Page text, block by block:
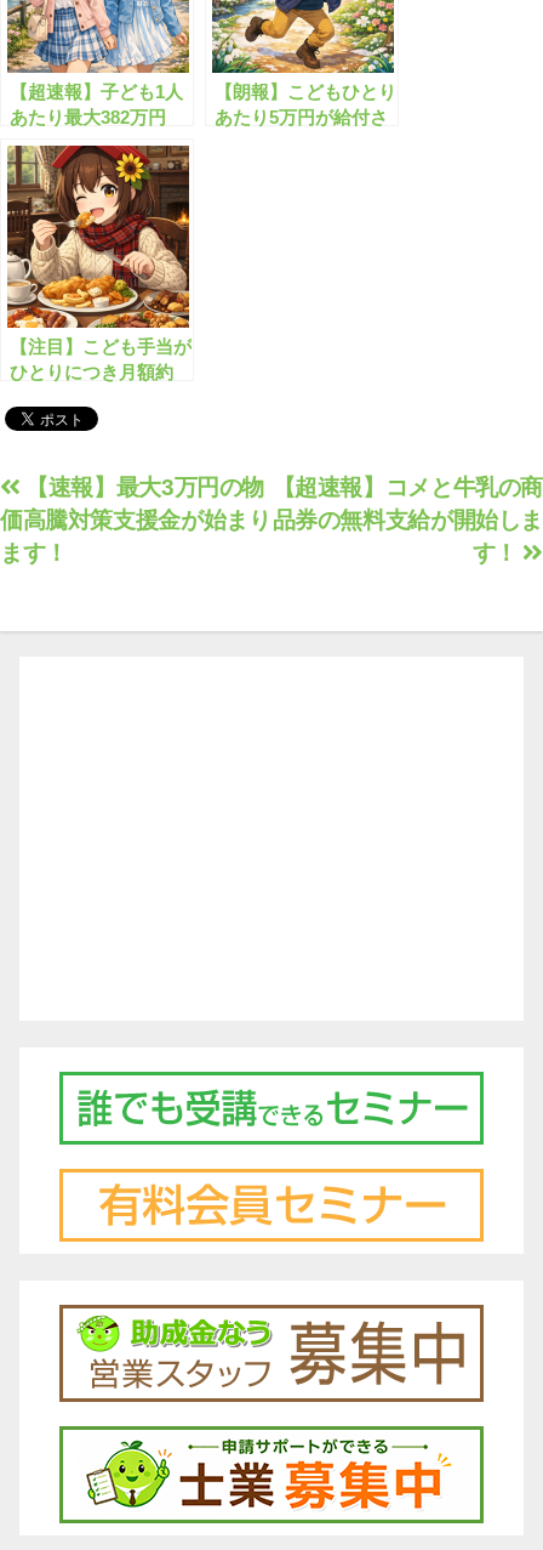
【超速報】子ども1人
あたり最大382万円
の”神の子給付金”が
始まります！
【朗報】こどもひとり
あたり5万円が給付さ
【注目】こども手当が
ひとりにつき月額約
ました！
投
稿
ナ
ゲ
【超速報】コメと牛乳の商
品券の無料支給が開始しま
す！
【速報】最大3万円の物
価高騰対策支援金が始まり
ます！